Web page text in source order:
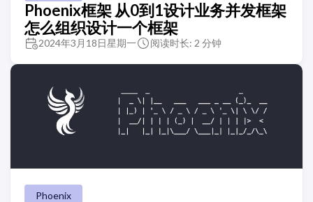
Phoenix框架 从0到1设计业务并发框架
怎么组织设计一个框架
2024年3月18日星期一 阅读时长: 2 分钟
Phoenix